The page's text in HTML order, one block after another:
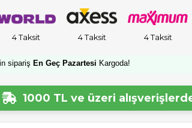
4 Taksit 4 Taksit 4 Taksit
sipariş En Geç Pazartesi Kargoda!
1000 TL ve üzeri